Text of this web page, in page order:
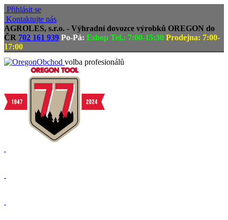
Přihlásit se
Kontaktujte nás
AGROLES, s.r.o. - Výhradní dovozce výrobků OREGON do
ČR 702 161 939 Po-Pá: Eshop Tel.: 7:00-15:30 Prodejna: 7:00-
17:00
volba profesionálů